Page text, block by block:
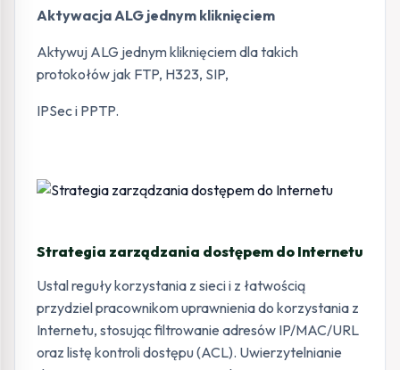
Aktywacja ALG jednym kliknięciem
Aktywuj ALG jednym kliknięciem dla takich
protokołów jak FTP, H323, SIP,
IPSec i PPTP.
Strategia zarządzania dostępem do Internetu
Ustal reguły korzystania z sieci i z łatwością
przydziel pracownikom uprawnienia do korzystania z
Internetu, stosując filtrowanie adresów IP/MAC/URL
oraz listę kontroli dostępu (ACL). Uwierzytelnianie